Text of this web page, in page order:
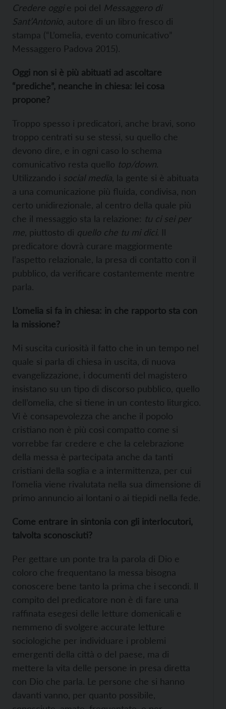
Credere oggie poi del Messaggero di
Sant’Antonio , autore di un libro fresco di
stampa (“L’omelia, evento comunicativo”
Messaggero Padova 2015).
Oggi non si è più abituati ad ascoltare
“prediche”, neanche in chiesa: lei cosa
propone?
Troppo spesso i predicatori, anche bravi, sono
troppo centrati su se stessi, su quello che
devono dire, e in ogni caso lo schema
comunicativo resta quello top/down.
Utilizzando i social media , la gente si è abituata
a una comunicazione più fluida, condivisa, non
certo unidirezionale, al centro della quale più
che il messaggio sta la relazione: tu ci sei per
me , piuttosto di quello che tu mi dici. Il
predicatore dovrà curare maggiormente
l’aspetto relazionale, la presa di contatto con il
pubblico, da verificare costantemente mentre
parla.
L’omelia si fa in chiesa: in che rapporto sta con
la missione?
Mi suscita curiosità il fatto che in un tempo nel
quale si parla di chiesa in uscita, di nuova
evangelizzazione, i documenti del magistero
insistano su un tipo di discorso pubblico, quello
dell’omelia, che si tiene in un contesto liturgico.
Vi è consapevolezza che anche il popolo
cristiano non è più così compatto come si
vorrebbe far credere e che la celebrazione
della messa è partecipata anche da tanti
cristiani della soglia e a intermittenza, per cui
l’omelia viene rivalutata nella sua dimensione di
primo annuncio ai lontani o ai tiepidi nella fede.
Come entrare in sintonia con gli interlocutori,
talvolta sconosciuti?
Per gettare un ponte tra la parola di Dio e
coloro che frequentano la messa bisogna
conoscere bene tanto la prima che i secondi. Il
compito del predicatore non è di fare una
raffinata esegesi delle letture domenicali e
nemmeno di svolgere accurate letture
sociologiche per individuare i problemi
emergenti della città o del paese, ma di
mettere la vita delle persone in presa diretta
con Dio che parla. Le persone che si hanno
davanti vanno, per quanto possibile,